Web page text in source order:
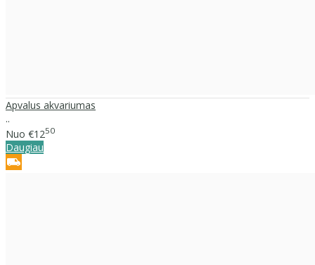
Apvalus akvariumas
..
Nuo €1250
Daugiau